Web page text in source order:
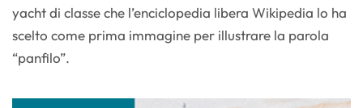
yacht di classe che l’enciclopedia libera Wikipedia lo ha
scelto come prima immagine per illustrare la parola
“panfilo”.